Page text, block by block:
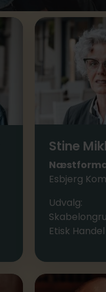
Stine
Esbjerg
Udvalg:
Etisk Handel